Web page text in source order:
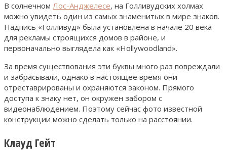
В солнечном Лос-Анджелесе, на Голливудских холмах
можно увидеть один из самых знаменитых в мире знаков.
Надпись «Голливуд» была установлена в начале 20 века
для рекламы строящихся домов в районе, и
первоначально выглядела как «Hollywoodland».
За время существования эти буквы много раз повреждали
и забрасывали, однако в настоящее время они
отреставрированы и охраняются законом. Прямого
доступа к знаку нет, он окружен забором с
видеонаблюдением. Поэтому сейчас фото известной
конструкции можно сделать только на расстоянии.
Клауд Гейт